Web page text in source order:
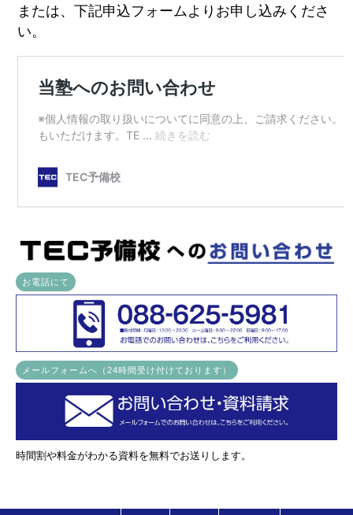
または、下記申込フォームよりお申し込みくださ
い。
お電話にて
メールフォームへ（24時間受け付けております）
時間割や料金がわかる資料を無料でお送りします。